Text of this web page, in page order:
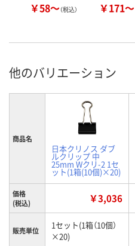
￥58～（税込） ￥171～
他のバリエーション
商品名
日本クリノス ダブ
ルクリップ 中
25mm Wクリ-2 1セ
ット(1箱(10個)×20)
価格
(税込)
￥3,036
販売単位
1セット(1箱（10個）
×20)